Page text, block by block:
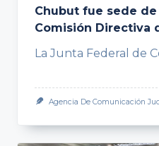
Chubut fue sede
Comisión Directiva
La Junta Federal de
Agencia De Comunicación